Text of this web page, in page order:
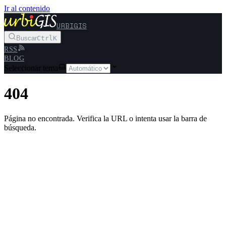
Ir al contenido
URBIGIS
BuscarCtrlK
RSS
BLOG
Seleccionar tema
404
Página no encontrada. Verifica la URL o intenta usar la barra de
búsqueda.